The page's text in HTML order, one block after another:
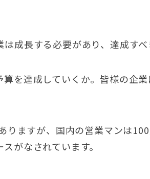
成長する必要があり、達成す
を達成していくか。皆様の企
りますが、国内の営業マンは
がなされています。